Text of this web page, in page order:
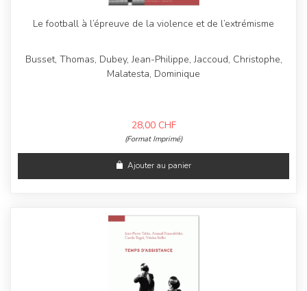
Le football à l’épreuve de la violence et de l’extrémisme
Busset, Thomas, Dubey, Jean-Philippe, Jaccoud, Christophe,
Malatesta, Dominique
28,00 CHF
(Format Imprimé)
Ajouter au panier